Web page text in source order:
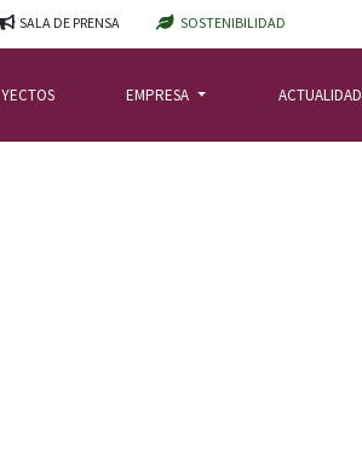
SALA DE PRENSA SOSTENIBILIDAD
EMPRESA ACTUALIDAD